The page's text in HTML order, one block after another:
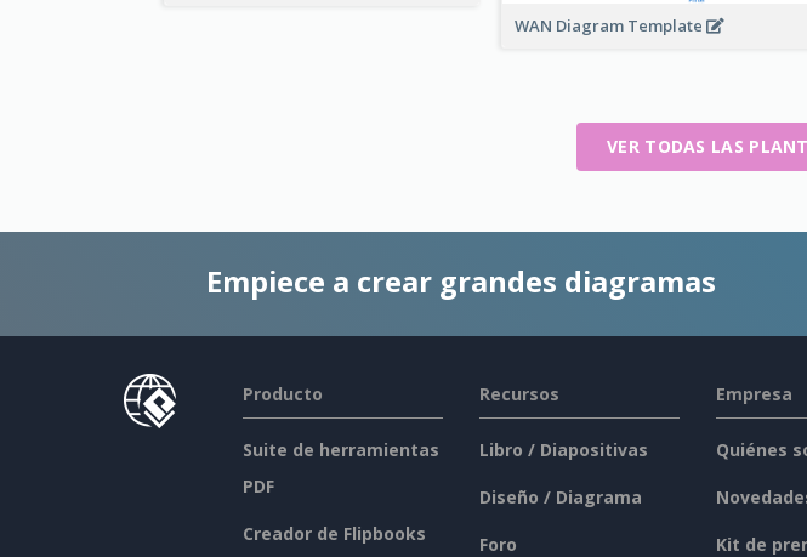
WAN Diagram Template
VER TODAS LAS
Empiece a crear grandes diagramas
Producto
Suite de herramientas
PDF
Creador de Flipbooks
Recursos
Libro / Diapositivas
Diseño / Diagrama
Foro
Empresa
Quiénes
Kit de